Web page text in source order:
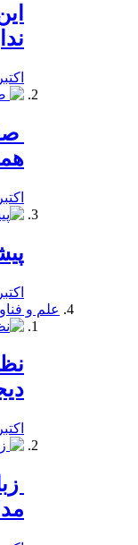
اکتبر 22, 2019
اکتبر 15, 2019
اکتبر 10, 2019
علم و
اکتبر 21, 2019